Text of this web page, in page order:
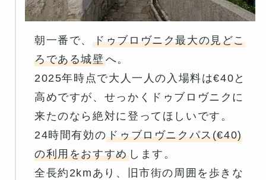
朝一番で、ドゥブロヴニク最大の見どこ
ろである城壁へ。
2025年時点で大人一人の入場料は€40と
高めですが、せっかくドゥブロヴニクに
来たのなら絶対に登ってほしいです。
24時間有効のドゥブロヴニクパス(€40)
の利用をおすすめします。
全長約2kmあり、旧市街の周囲を歩きな